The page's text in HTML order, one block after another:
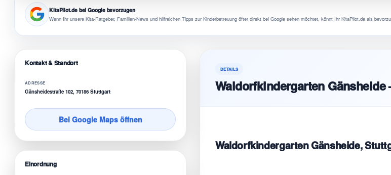
KitaPilot.de bei Google bevorzugen
Wenn Ihr unsere Kita-Ratgeber, Familien-News und hilfreichen Tipps zur Kinderbetreuung öfter direkt bei Google sehen möchtet, könnt Ihr KitaPilot.de als
Kontakt & Standort
ADRESSE
Gänsheidestraße 102, 70186 Stuttgart
Bei Google Maps öffnen
Einordnung
DETAILS
Waldorfkindergarten Gänsheide
Waldorfkindergarten Gänsheide,